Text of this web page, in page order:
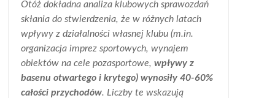
Otóż dokładna analiza klubowych sprawozdań
skłania do stwierdzenia, że w różnych latach
wpływy z działalności własnej klubu (m.in.
organizacja imprez sportowych, wynajem
obiektów na cele pozasportowe,wpływy z
basenu otwartego i krytego) wynosiły 40-60%
całości przychodów. Liczby te wskazują